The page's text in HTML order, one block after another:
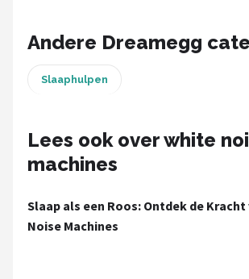
Aigostar
Flow Amsterdam
LUVION
KCVV
Decopatent
Andere Dreamegg
Slaaphulpen
Lees ook over white
machines
Slaap als een Roos: Ontdek de Kracht
Noise Machines